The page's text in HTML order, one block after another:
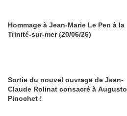
Hommage à Jean-Marie Le Pen à la
Trinité-sur-mer (20/06/26)
Sortie du nouvel ouvrage de Jean-
Claude Rolinat consacré à Augusto
Pinochet !